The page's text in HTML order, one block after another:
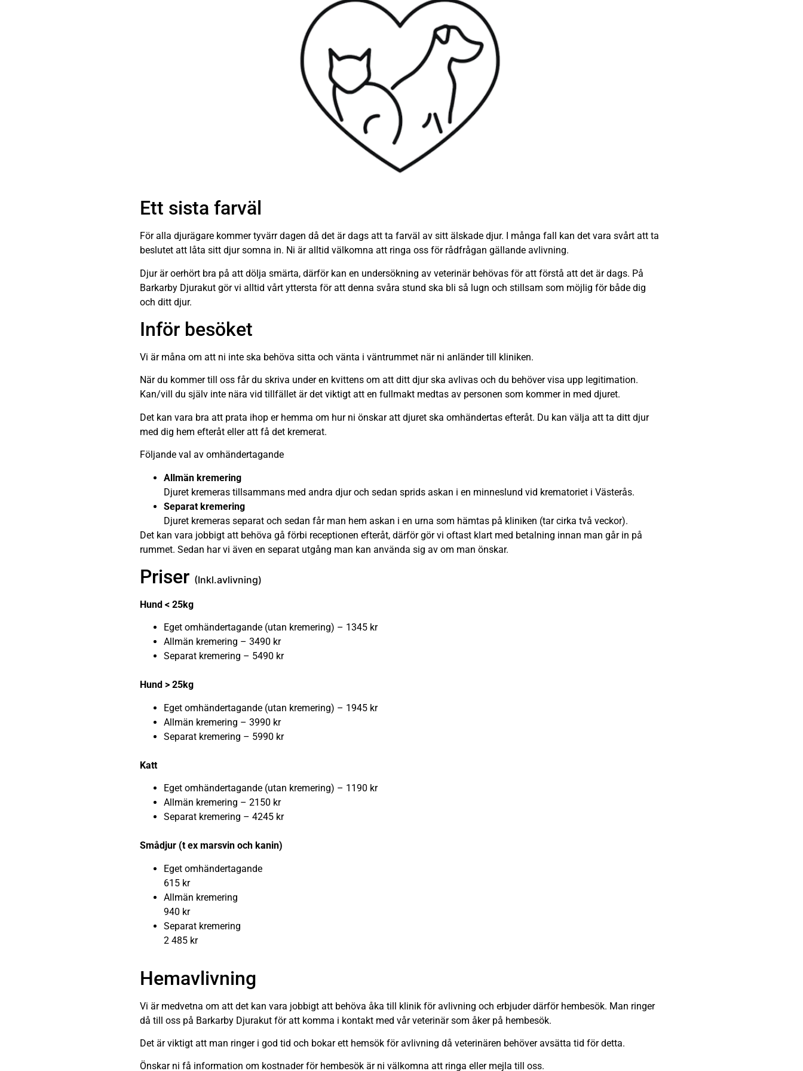
Ett sista farväl
För alla djurägare kommer tyvärr dagen då det är dags att ta farväl av sitt älskade djur. I många fall kan det vara svårt att ta
beslutet att låta sitt djur somna in. Ni är alltid välkomna att ringa oss för rådfrågan gällande avlivning.
Djur är oerhört bra på att dölja smärta, därför kan en undersökning av veterinär behövas för att förstå att det är dags. På
Barkarby Djurakut gör vi alltid vårt yttersta för att denna svåra stund ska bli så lugn och stillsam som möjlig för både dig
och ditt djur.
Inför besöket
Vi är måna om att ni inte ska behöva sitta och vänta i väntrummet när ni anländer till kliniken.
När du kommer till oss får du skriva under en kvittens om att ditt djur ska avlivas och du behöver visa upp legitimation.
Kan/vill du själv inte nära vid tillfället är det viktigt att en fullmakt medtas av personen som kommer in med djuret.
Det kan vara bra att prata ihop er hemma om hur ni önskar att djuret ska omhändertas efteråt. Du kan välja att ta ditt djur
med dig hem efteråt eller att få det kremerat.
Följande val av omhändertagande
Allmän kremering
Djuret kremeras tillsammans med andra djur och sedan sprids askan i en minneslund vid krematoriet i Västerås.
Separat kremering
Djuret kremeras separat och sedan får man hem askan i en urna som hämtas på kliniken (tar cirka två veckor).
Det kan vara jobbigt att behöva gå förbi receptionen efteråt, därför gör vi oftast klart med betalning innan man går in på
rummet. Sedan har vi även en separat utgång man kan använda sig av om man önskar.
Priser (Inkl.avlivning)
Hund < 25kg
Eget omhändertagande (utan kremering) – 1345 kr
Allmän kremering – 3490 kr
Separat kremering – 5490 kr
Hund > 25kg
Eget omhändertagande (utan kremering) – 1945 kr
Allmän kremering – 3990 kr
Separat kremering – 5990 kr
Katt
Eget omhändertagande (utan kremering) – 1190 kr
Allmän kremering – 2150 kr
Separat kremering – 4245 kr
Smådjur (t ex marsvin och kanin)
Eget omhändertagande
615 kr
Allmän kremering
940 kr
Separat kremering
2 485 kr
Hemavlivning
Vi är medvetna om att det kan vara jobbigt att behöva åka till klinik för avlivning och erbjuder därför hembesök. Man ringer
då till oss på Barkarby Djurakut för att komma i kontakt med vår veterinär som åker på hembesök.
Det är viktigt att man ringer i god tid och bokar ett hemsök för avlivning då veterinären behöver avsätta tid för detta.
Önskar ni få information om kostnader för hembesök är ni välkomna att ringa eller mejla till oss.